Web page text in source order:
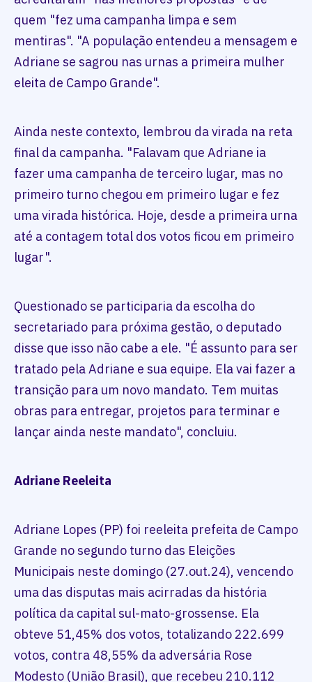
quem "fez uma campanha limpa e sem
mentiras". "A população entendeu a mensagem e
Adriane se sagrou nas urnas a primeira mulher
eleita de Campo Grande".
Ainda neste contexto, lembrou da virada na reta
final da campanha. "Falavam que Adriane ia
fazer uma campanha de terceiro lugar, mas no
primeiro turno chegou em primeiro lugar e fez
uma virada histórica. Hoje, desde a primeira urna
até a contagem total dos votos ficou em primeiro
lugar".
Questionado se participaria da escolha do
secretariado para próxima gestão, o deputado
disse que isso não cabe a ele. "É assunto para ser
tratado pela Adriane e sua equipe. Ela vai fazer a
transição para um novo mandato. Tem muitas
obras para entregar, projetos para terminar e
lançar ainda neste mandato", concluiu.
Adriane Reeleita
Adriane Lopes (PP) foi reeleita prefeita de Campo
Grande no segundo turno das Eleições
Municipais neste domingo (27.out.24), vencendo
uma das disputas mais acirradas da história
política da capital sul-mato-grossense. Ela
obteve 51,45% dos votos, totalizando 222.699
votos, contra 48,55% da adversária Rose
Modesto (União Brasil), que recebeu 210.112